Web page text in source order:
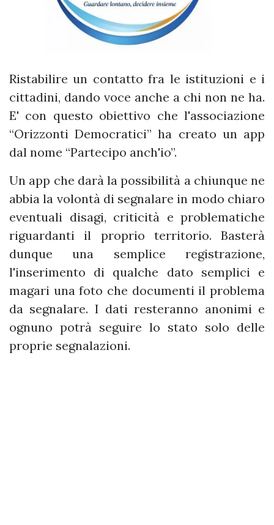
Ristabilire un contatto fra le istituzioni e i
cittadini, dando voce anche a chi non ne ha.
E' con questo obiettivo che l'associazione
“Orizzonti Democratici” ha creato un app
dal nome “Partecipo anch'io”.
Un app che darà la possibilità a chiunque ne
abbia la volontà di segnalare in modo chiaro
eventuali disagi, criticità e problematiche
riguardanti il proprio territorio. Basterà
dunque una semplice registrazione,
l'inserimento di qualche dato semplici e
magari una foto che documenti il problema
da segnalare. I dati resteranno anonimi e
ognuno potrà seguire lo stato solo delle
proprie segnalazioni.